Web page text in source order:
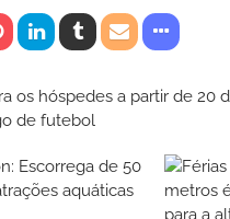
os hóspedes a partir de
de futebol